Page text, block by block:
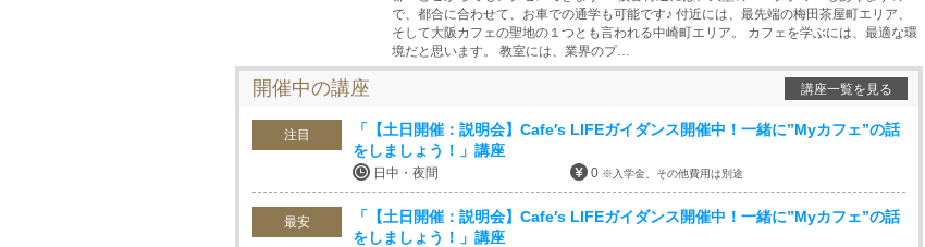
で、都合に合わせて、お車での通学も可能です♪ 付近には、最先端の梅田茶屋町エリア、
そして大阪カフェの聖地の１つとも言われる中崎町エリア。 カフェを学ぶには、最適な環
境だと思います。 教室には、業界のプ…
開催中の講座 講座一覧を見る
注目
「【土日開催：説明会】Cafe′s LIFEガイダンス開催中！一緒に”Myカフェ”の話
をしましょう！」講座
日中・夜間 0 ※入学金、その他費用は別途
最安
「【土日開催：説明会】Cafe′s LIFEガイダンス開催中！一緒に”Myカフェ”の話
をしましょう！」講座